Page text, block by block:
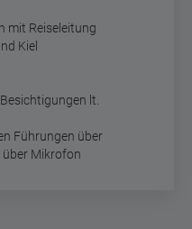
mit Reiseleitung
Kiel
lt.
Führungen über
über Mikrofon